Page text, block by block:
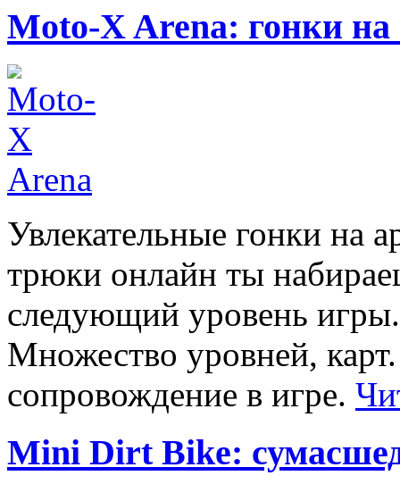
Moto-X Arena: гонки на
Увлекательные гонки на
трюки онлайн ты
следующий уровень игры.
Множество уровней,
сопровождение в игре.
Mini Dirt Bike: